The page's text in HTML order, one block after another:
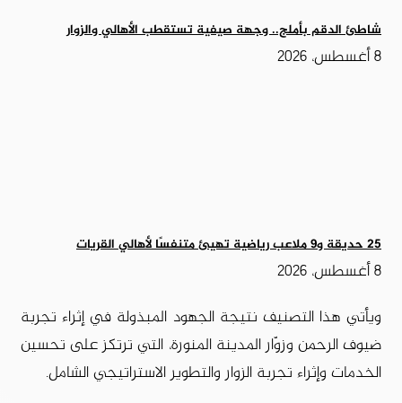
شاطئ الدقم بأملج.. وجهة صيفية تستقطب الأهالي والزوار
8 أغسطس، 2026
25 حديقة و9 ملاعب رياضية تهيئ متنفسًا لأهالي القريات
8 أغسطس، 2026
ويأتي هذا التصنيف نتيجة الجهود المبذولة في إثراء تجربة
ضيوف الرحمن وزوّار المدينة المنورة، التي ترتكز على تحسين
الخدمات وإثراء تجربة الزوار والتطوير الاستراتيجي الشامل.